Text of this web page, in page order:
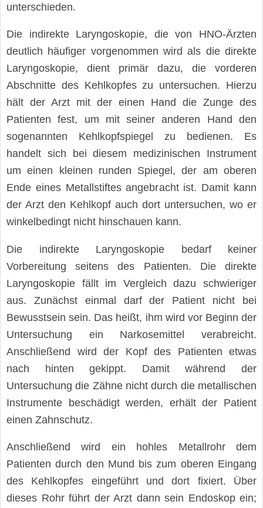
unterschieden.
Die indirekte Laryngoskopie, die von HNO-Ärzten
deutlich häufiger vorgenommen wird als die direkte
Laryngoskopie, dient primär dazu, die vorderen
Abschnitte des Kehlkopfes zu untersuchen. Hierzu
hält der Arzt mit der einen Hand die Zunge des
Patienten fest, um mit seiner anderen Hand den
sogenannten Kehlkopfspiegel zu bedienen. Es
handelt sich bei diesem medizinischen Instrument
um einen kleinen runden Spiegel, der am oberen
Ende eines Metallstiftes angebracht ist. Damit kann
der Arzt den Kehlkopf auch dort untersuchen, wo er
winkelbedingt nicht hinschauen kann.
Die indirekte Laryngoskopie bedarf keiner
Vorbereitung seitens des Patienten. Die direkte
Laryngoskopie fällt im Vergleich dazu schwieriger
aus. Zunächst einmal darf der Patient nicht bei
Bewusstsein sein. Das heißt, ihm wird vor Beginn der
Untersuchung ein Narkosemittel verabreicht.
Anschließend wird der Kopf des Patienten etwas
nach hinten gekippt. Damit während der
Untersuchung die Zähne nicht durch die metallischen
Instrumente beschädigt werden, erhält der Patient
einen Zahnschutz.
Anschließend wird ein hohles Metallrohr dem
Patienten durch den Mund bis zum oberen Eingang
des Kehlkopfes eingeführt und dort fixiert. Über
dieses Rohr führt der Arzt dann sein Endoskop ein;